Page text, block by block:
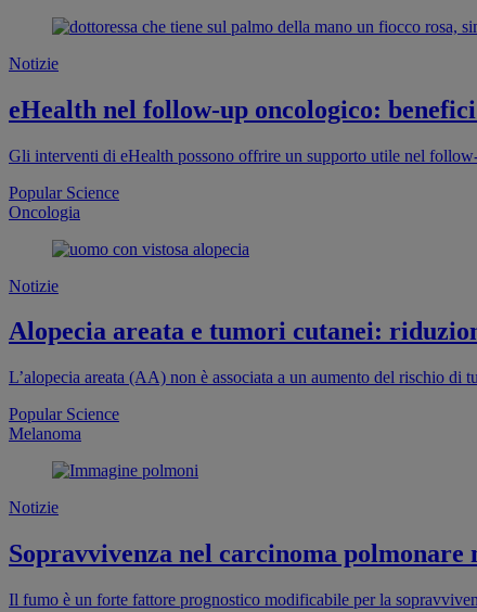
Notizie
eHealth nel follow-up oncologico:
Gli interventi di eHealth possono offrire un supporto utile nel
Popular Science
Oncologia
Notizie
Alopecia areata e tumori cutanei:
L’alopecia areata (AA) non è associata a un aumento del rischio
Popular Science
Melanoma
Notizie
Sopravvivenza nel carcinoma
Il fumo è un forte fattore prognostico modificabile per la